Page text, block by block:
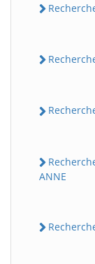
ANNE